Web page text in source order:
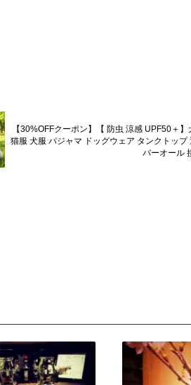
【30%OFFクーポン】【 防虫 涼感 UPF50＋
猫服 犬服 パジャマ ドッグウェア タンクトッ
バーオール